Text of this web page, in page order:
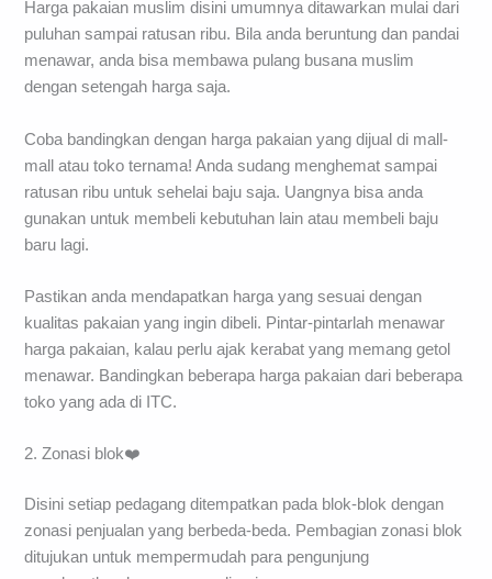
Harga pakaian muslim disini umumnya ditawarkan mulai dari
puluhan sampai ratusan ribu. Bila anda beruntung dan pandai
menawar, anda bisa membawa pulang busana muslim
dengan setengah harga saja.
Coba bandingkan dengan harga pakaian yang dijual di mall-
mall atau toko ternama! Anda sudang menghemat sampai
ratusan ribu untuk sehelai baju saja. Uangnya bisa anda
gunakan untuk membeli kebutuhan lain atau membeli baju
baru lagi.
Pastikan anda mendapatkan harga yang sesuai dengan
kualitas pakaian yang ingin dibeli. Pintar-pintarlah menawar
harga pakaian, kalau perlu ajak kerabat yang memang getol
menawar. Bandingkan beberapa harga pakaian dari beberapa
toko yang ada di ITC.
2. Zonasi blok❤️
Disini setiap pedagang ditempatkan pada blok-blok dengan
zonasi penjualan yang berbeda-beda. Pembagian zonasi blok
ditujukan untuk mempermudah para pengunjung